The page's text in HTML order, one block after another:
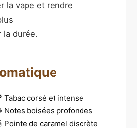
la vape et rendre
la durée.
Tabac corsé et intense
Notes boisées profondes
Pointe de caramel discrète